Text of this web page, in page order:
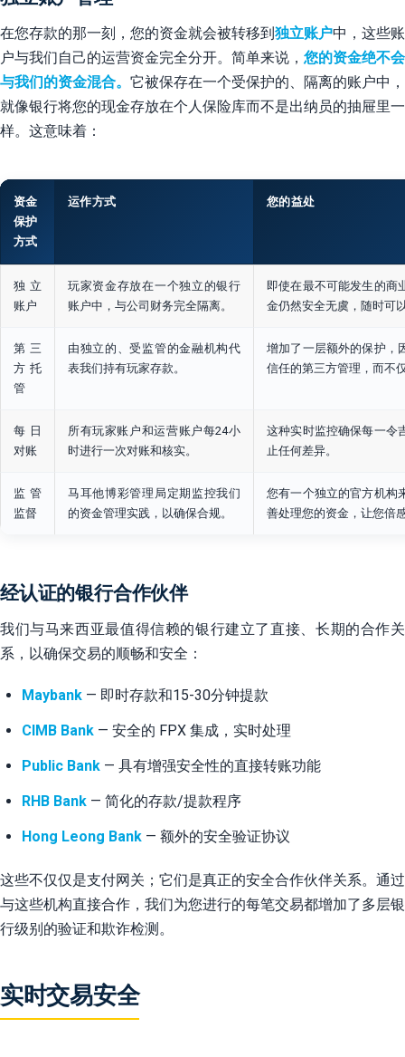
在您存款的那一刻，您的资金就会被转移到 独立账户中，这些账
户与我们自己的运营资金完全分开。简单来说， 您的资金绝不会
与我们的资金混合。 它被保存在一个受保护的、隔离的账户中，
就像银行将您的现金存放在个人保险库而不是出纳员的抽屉里一
样。这意味着：
资金
保护
方式
运作方式 您的益处
独立
账户
玩家资金存放在一个独立的银行
账户中，与公司财务完全隔离。
即使在最不可能发生的商
金仍然安全无虞，随时可
第三
方托
管
由独立的、受监管的金融机构代
表我们持有玩家存款。
增加了一层额外的保护，
信任的第三方管理，而不
每日
对账
所有玩家账户和运营账户每24小
时进行一次对账和核实。
这种实时监控确保每一令
止任何差异。
监管
监督
马耳他博彩管理局定期监控我们
的资金管理实践，以确保合规。
您有一个独立的官方机构
善处理您的资金，让您倍
经认证的银行合作伙伴
我们与马来西亚最值得信赖的银行建立了直接、长期的合作关
系，以确保交易的顺畅和安全：
Maybank — 即时存款和15-30分钟提款
CIMB Bank — 安全的 FPX 集成，实时处理
Public Bank — 具有增强安全性的直接转账功能
RHB Bank — 简化的存款/提款程序
Hong Leong Bank — 额外的安全验证协议
这些不仅仅是支付网关；它们是真正的安全合作伙伴关系。通过
与这些机构直接合作，我们为您进行的每笔交易都增加了多层银
行级别的验证和欺诈检测。
实时交易安全